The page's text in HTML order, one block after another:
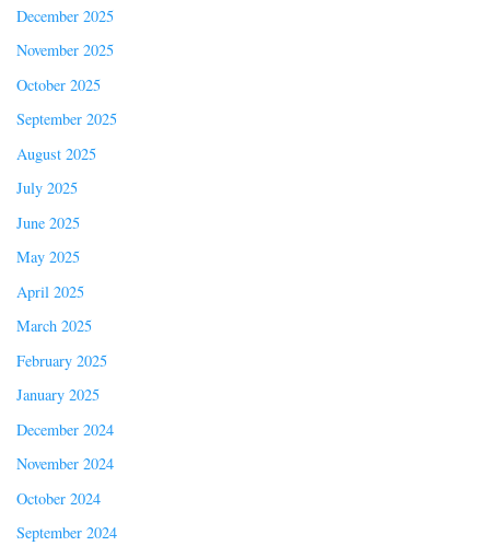
December 2025
November 2025
October 2025
September 2025
August 2025
July 2025
June 2025
May 2025
April 2025
March 2025
February 2025
January 2025
December 2024
November 2024
October 2024
September 2024